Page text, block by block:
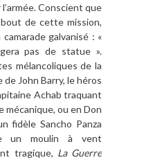
l’armée. Conscient que
de cette mission,
camaradegalvanisé : «
pas de statue ».
mélancoliques de la
de John Barry, le héros
Achab traquant
mécanique, ou en Don
fidèle Sancho Panza
un moulinàvent
tragique, La Guerre